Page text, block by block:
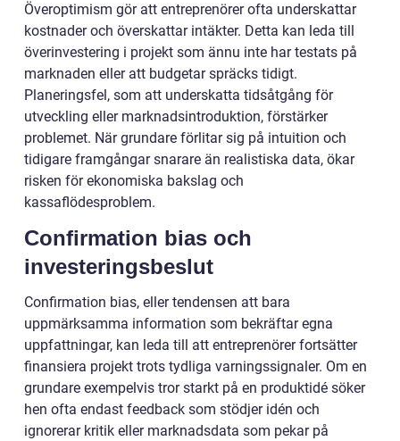
Överoptimism gör att entreprenörer ofta underskattar
kostnader och överskattar intäkter. Detta kan leda till
överinvestering i projekt som ännu inte har testats på
marknaden eller att budgetar spräcks tidigt.
Planeringsfel, som att underskatta tidsåtgång för
utveckling eller marknadsintroduktion, förstärker
problemet. När grundare förlitar sig på intuition och
tidigare framgångar snarare än realistiska data, ökar
risken för ekonomiska bakslag och
kassaflödesproblem.
Confirmation bias och
investeringsbeslut
Confirmation bias, eller tendensen att bara
uppmärksamma information som bekräftar egna
uppfattningar, kan leda till att entreprenörer fortsätter
finansiera projekt trots tydliga varningssignaler. Om en
grundare exempelvis tror starkt på en produktidé söker
hen ofta endast feedback som stödjer idén och
ignorerar kritik eller marknadsdata som pekar på